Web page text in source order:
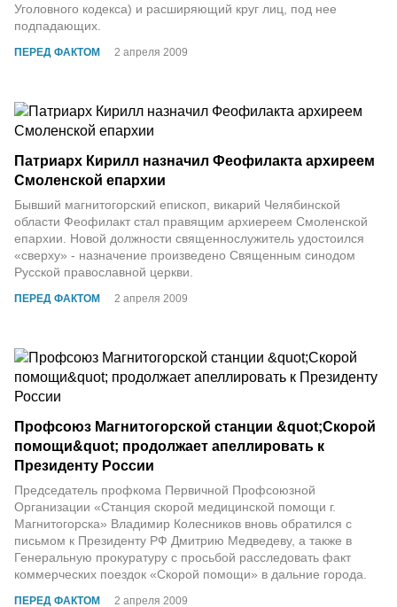
ПЕРЕД ФАКТОМ 2 апреля 2009
Уголовного кодекса) и расширяющий круг лиц, под нее
подпадающих.
ПЕРЕД ФАКТОМ 2 апреля 2009
Патриарх Кирилл назначил Феофилакта архиреем
Смоленской епархии
Бывший магнитогорский епископ, викарий Челябинской
области Феофилакт стал правящим архиереем Смоленской
епархии. Новой должности священнослужитель удостоился
«сверху» - назначение произведено Священным синодом
Русской православной церкви.
ПЕРЕД ФАКТОМ 2 апреля 2009
Профсоюз Магнитогорской станции &quot;Скорой
помощи&quot; продолжает апеллировать к
Президенту России
Председатель профкома Первичной Профсоюзной
Организации «Станция скорой медицинской помощи г.
Магнитогорска» Владимир Колесников вновь обратился с
письмом к Президенту РФ Дмитрию Медведеву, а также в
Генеральную прокуратуру с просьбой расследовать факт
коммерческих поездок «Скорой помощи» в дальние города.